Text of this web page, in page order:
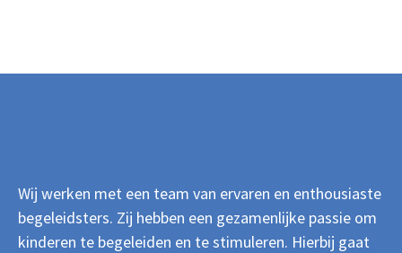
Wij werken met een team van ervaren en enthousiaste
begeleidsters. Zij hebben een gezamenlijke passie om
kinderen te begeleiden en te stimuleren. Hierbij gaat